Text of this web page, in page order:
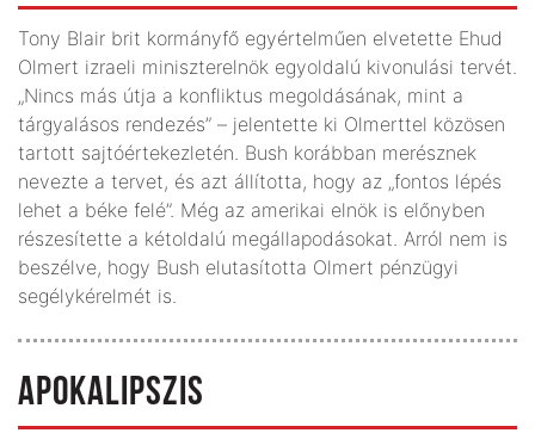
Tony Blair brit kormányfő egyértelműen elvetette Ehud
Olmert izraeli miniszterelnök egyoldalú kivonulási tervét.
„Nincs más útja a konfliktus megoldásának, mint a
tárgyalásos rendezés” – jelentette ki Olmerttel közösen
tartott sajtóértekezletén. Bush korábban merésznek
nevezte a tervet, és azt állította, hogy az „fontos lépés
lehet a béke felé”. Még az amerikai elnök is előnyben
részesítette a kétoldalú megállapodásokat. Arról nem is
beszélve, hogy Bush elutasította Olmert pénzügyi
segélykérelmét is.
APOKALIPSZIS